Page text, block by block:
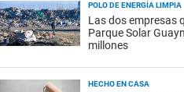
POLO DE ENERGÍA LIMPIA
Las dos empresas
Parque Solar
millones
HECHO EN CASA